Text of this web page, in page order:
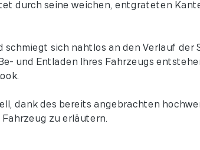
durch seine weichen, entgrateten
sich nahtlos an den Verlauf
und Entladen Ihres Fahrzeugs
dank des bereits angebrachten
zu erläutern.